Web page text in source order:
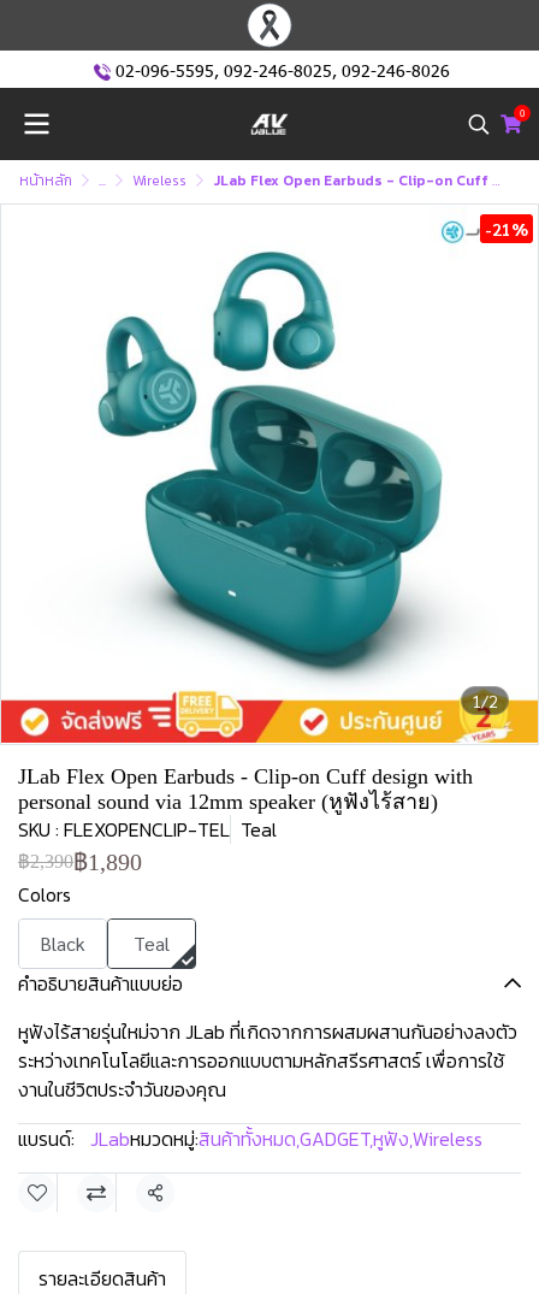
02-096-5595, 092-246-8025, 092-246-8026
0
หน้าหลัก ... Wireless JLab Flex Open Earbuds - Clip-on Cuff design with personal sound via 12mm speaker (หูฟังไร้สาย)
1/2
-21%
JLab Flex Open Earbuds - Clip-on Cuff design with
personal sound via 12mm speaker (หูฟังไร้สาย)
SKU : FLEXOPENCLIP-TEL Teal
฿2,390฿1,890
Colors
Black Teal
คำอธิบายสินค้าแบบย่อ
หูฟังไร้สายรุ่นใหม่จาก JLab ที่เกิดจากการผสมผสานกันอย่างลงตัว
ระหว่างเทคโนโลยีและการออกแบบตามหลักสรีรศาสตร์ เพื่อการใช้
งานในชีวิตประจำวันของคุณ
แบรนด์: JLabหมวดหมู่:สินค้าทั้งหมด,GADGET,หูฟัง,Wireless
แชร์
รายละเอียดสินค้า